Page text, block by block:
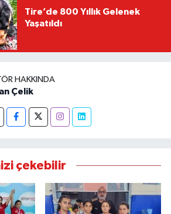
Tire’de 800 Yıllık Gelenek
Yaşatıldı
HAKKINDA
Çelik
çekebilir